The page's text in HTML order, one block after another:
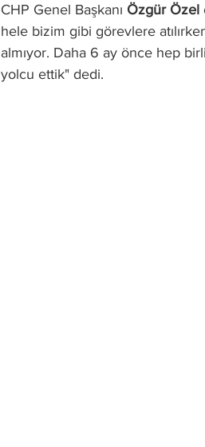
CHP Genel Başkanı Özgür Özel
hele bizim gibi görevlere
almıyor. Daha 6 ay önce hep
yolcu ettik" dedi.